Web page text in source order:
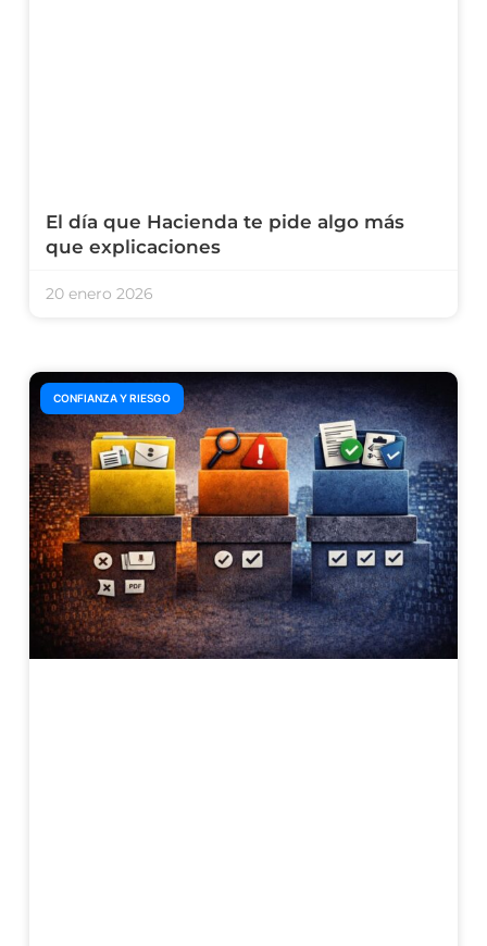
El día que Hacienda te pide algo más
que explicaciones
20 enero 2026
CONFIANZA Y RIESGO